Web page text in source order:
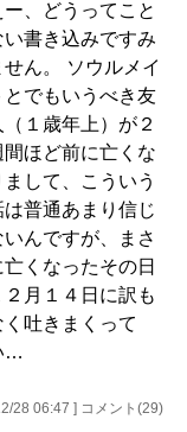
ー、どうってこと
い書き込みですみ
せん。 ソウルメイ
とでもいうべき友
（１歳年上）が２
間ほど前に亡くな
まして、こういう
は普通あまり信じ
いんですが、まさ
亡くなったその日
２月１４日に訳も
く吐きまくって
…
28 06:47 ] コメント(29)